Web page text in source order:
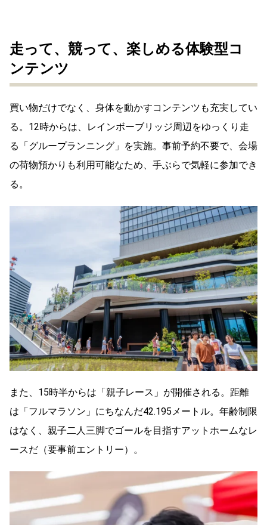
走って、競って、楽しめる体験型コ
ンテンツ
買い物だけでなく、身体を動かすコンテンツも充実してい
る。12時からは、レインボーブリッジ周辺をゆっくり走
る「グループランニング」を実施。事前予約不要で、会場
の荷物預かりも利用可能なため、手ぶらで気軽に参加でき
る。
また、15時半からは「親子レース」が開催される。距離
は「フルマラソン」にちなんだ42.195メートル。年齢制限
はなく、親子二人三脚でゴールを目指すアットホームなレ
ースだ（要事前エントリー）。